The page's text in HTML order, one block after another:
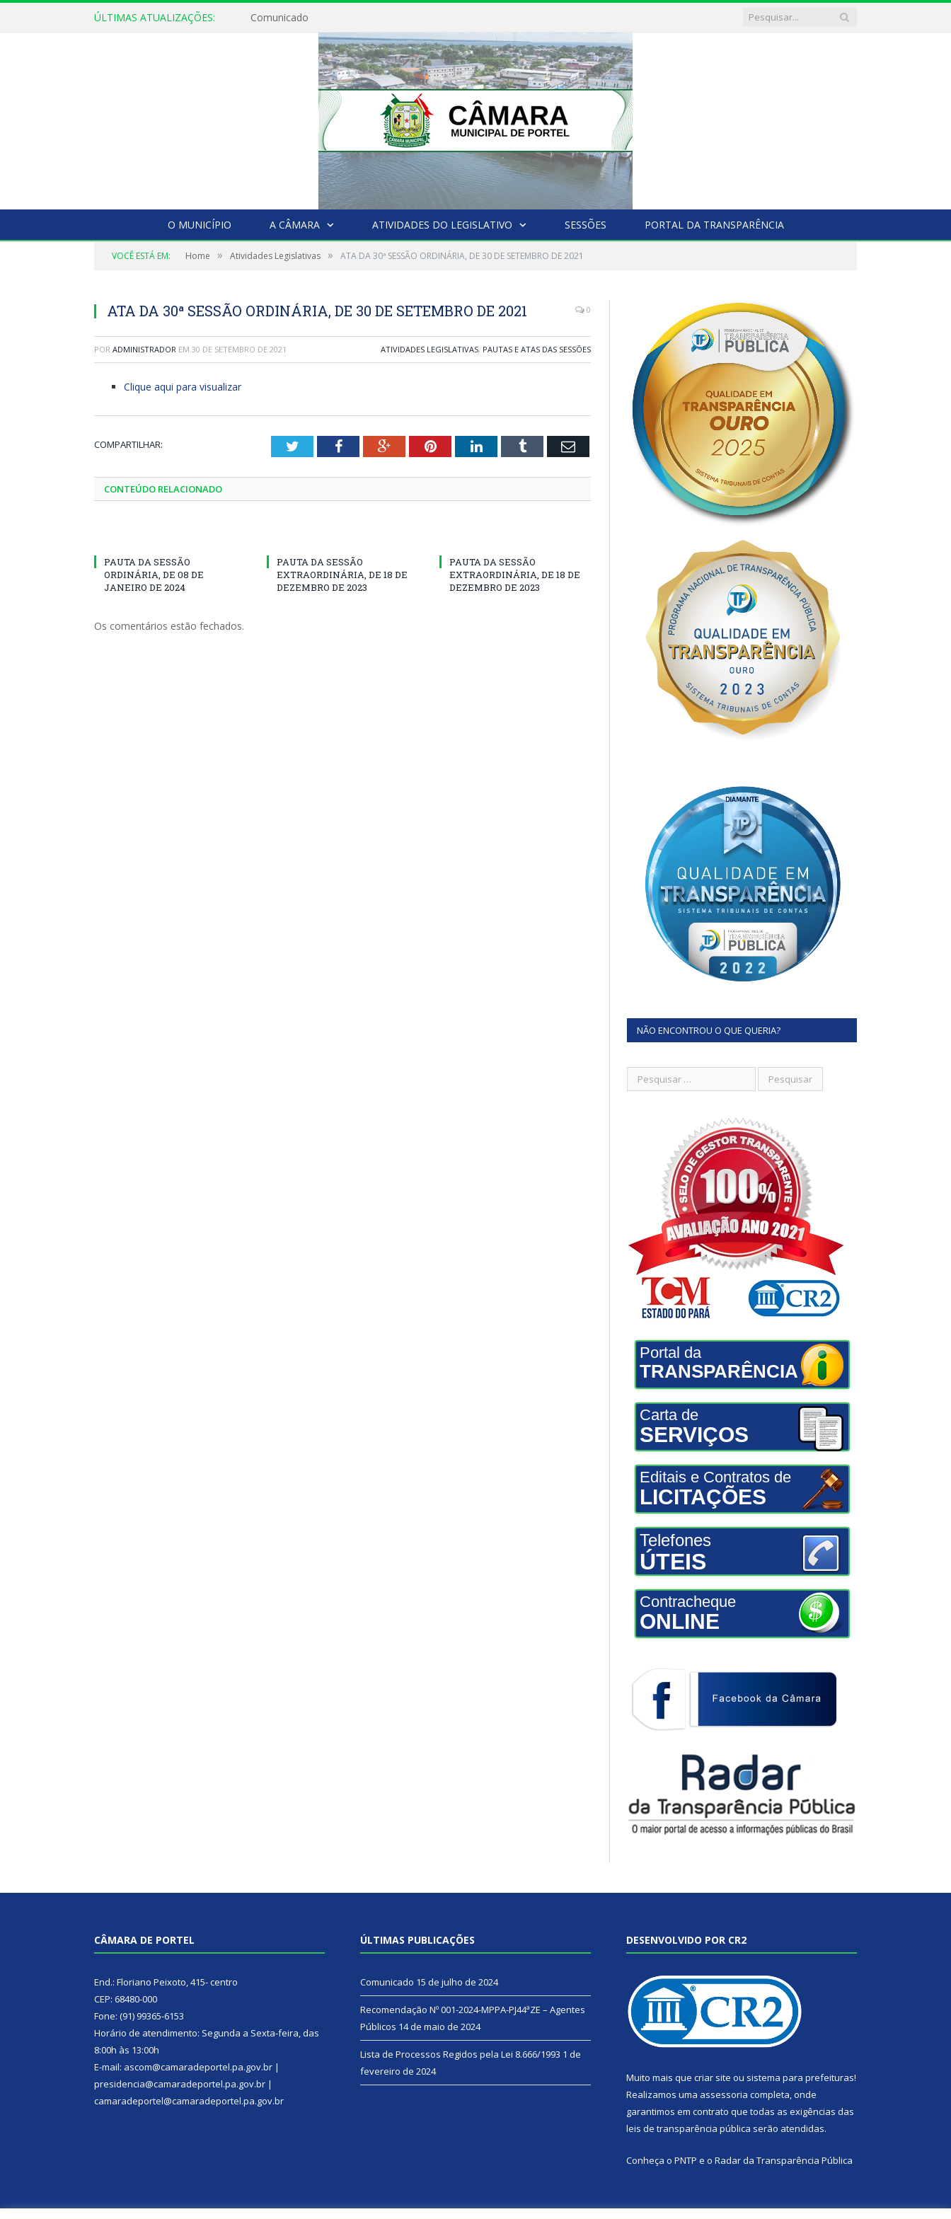
ÚLTIMAS ATUALIZAÇÕES: Comunicado
O MUNICÍPIO A CÂMARA ATIVIDADES DO LEGISLATIVO SESSÕES PORTAL DA TRANSPARÊNCIA
VOCÊ ESTÁ EM: Home » Atividades Legislativas » ATA DA 30ª SESSÃO ORDINÁRIA, DE 30 DE SETEMBRO DE 2021
ATA DA 30ª SESSÃO ORDINÁRIA, DE 30 DE SETEMBRO DE 2021 0
POR ADMINISTRADOR EM 30 DE SETEMBRO DE 2021 ATIVIDADES LEGISLATIVAS, PAUTAS E ATAS DAS SESSÕES
Clique aqui para visualizar
COMPARTILHAR: TwitterFacebookGoogle+PinterestLinkedInTumblr Email
CONTEÚDO RELACIONADO
PAUTA DA SESSÃO
ORDINÁRIA, DE 08 DE
JANEIRO DE 2024
PAUTA DA SESSÃO
EXTRAORDINÁRIA, DE 18 DE
DEZEMBRO DE 2023
PAUTA DA SESSÃO
EXTRAORDINÁRIA, DE 18 DE
DEZEMBRO DE 2023
Os comentários estão fechados.
NÃO ENCONTROU O QUE QUERIA?
Portal da
TRANSPARÊNCIA
Carta de
SERVIÇOS
Editais e Contratos de
LICITAÇÕES
Telefones
ÚTEIS
Contracheque
ONLINE
CÂMARA DE PORTEL
End.: Floriano Peixoto, 415- centro
CEP: 68480-000
Fone: (91) 99365-6153
Horário de atendimento: Segunda a Sexta-feira, das
8:00h às 13:00h
E-mail: ascom@camaradeportel.pa.gov.br |
presidencia@camaradeportel.pa.gov.br |
camaradeportel@camaradeportel.pa.gov.br
ÚLTIMAS PUBLICAÇÕES
Comunicado 15 de julho de 2024
Recomendação Nº 001-2024-MPPA-PJ44ªZE – Agentes
Públicos 14 de maio de 2024
Lista de Processos Regidos pela Lei 8.666/1993 1 de
fevereiro de 2024
DESENVOLVIDO POR CR2
Muito mais que criar site ou sistema para prefeituras!
Realizamos uma assessoria completa, onde
garantimos em contrato que todas as exigências das
leis de transparência pública serão atendidas.
Conheça o PNTP e o Radar da Transparência Pública